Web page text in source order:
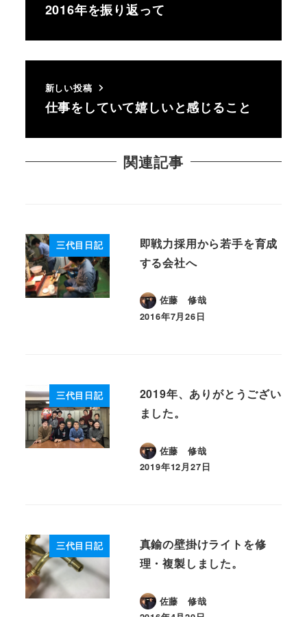
2016年を振り返って
新しい投稿
仕事をしていて嬉しいと感じること
関連記事
三代目日記
即戦力採用から若手を育成
する会社へ
佐藤 修哉
投稿日
2016年7月26日
三代目日記
2019年、ありがとうござい
ました。
佐藤 修哉
投稿日
2019年12月27日
三代目日記
真鍮の壁掛けライトを修
理・複製しました。
佐藤 修哉